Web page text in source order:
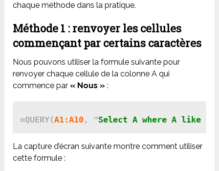
chaque méthode dans la pratique.
Méthode 1 : renvoyer les cellules
commençant par certains caractères
Nous pouvons utiliser la formule suivante pour
renvoyer chaque cellule de la colonne A qui
commence par « Nous » :
=QUERY(A1:A10 , "Select A where A like
La capture d’écran suivante montre comment utiliser
cette formule :